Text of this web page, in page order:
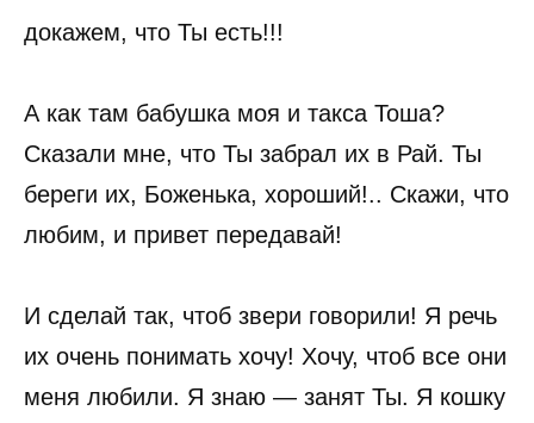
докажем, что Ты есть!!!
А как там бабушка моя и такса Тоша?
Сказали мне, что Ты забрал их в Рай. Ты
береги их, Боженька, хороший!.. Скажи, что
любим, и привет передавай!
И сделай так, чтоб звери говорили! Я речь
их очень понимать хочу! Хочу, чтоб все они
меня любили. Я знаю — занят Ты. Я кошку